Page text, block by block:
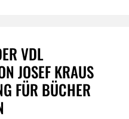
VDL
JOSEF KRAUS
FÜR BÜCHER